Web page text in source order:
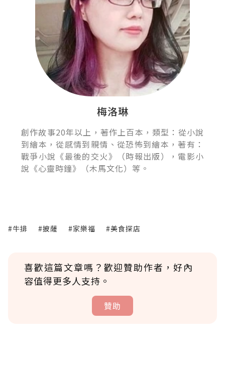
梅洛琳
創作故事20年以上，著作上百本，類型：從小說
到繪本，從感情到親情、從恐怖到繪本，著有：
戰爭小說《最後的交火》（時報出版），電影小
說《心靈時鐘》（木馬文化）等。
#牛排 #披薩 #家樂福 #美食探店
喜歡這篇文章嗎？歡迎贊助作者，好內
容值得更多人支持。
贊助